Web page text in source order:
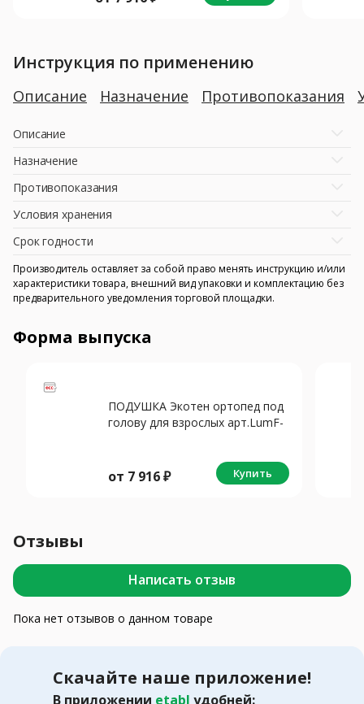
Инструкция по применению
Описание Назначение Противопоказания
Описание
Назначение
Противопоказания
Условия хранения
Срок годности
Производитель оставляет за собой право менять инструкцию и/или
характеристики товара, внешний вид упаковки и комплектацию без
предварительного уведомления торговой площадки.
Форма выпуска
ПОДУШКА Экотен ортопед под
голову для взрослых арт.LumF-
от 7 916₽ Купить
Отзывы
Написать отзыв
Пока нет отзывов о данном товаре
Скачайте наше приложение!
В приложении etabl удобней: